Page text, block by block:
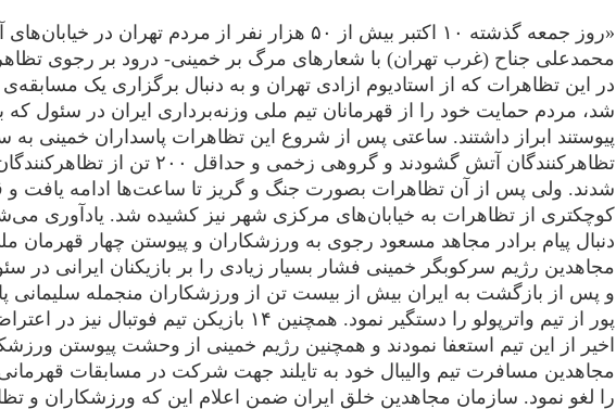
«روز جمعه گذشته ۱۰ اکتبر بیش از ۵۰ هزار نفر از مردم تهران در
محمدعلی جناح (غرب تهران) با شعارهای مرگ بر خمینی- درود بر رجوی
در این تظاهرات که از استادیوم ازادی تهران و به دنبال برگزاری یک مسابقه‌ی
شد، مردم حمایت خود را از قهرمانان تیم ملی وزنه‌برداری ایران در سئول که
پیوستند ابراز داشتند. ساعتی پس از شروع این تظاهرات پاسداران خمینی به
تظاهرکنندگان آتش گشودند و گروهی زخمی و حداقل ۲۰۰
شدند. ولی پس از آن تظاهرات بصورت جنگ و گریز تا ساعت‌ها ادامه یافت
کوچکتری از تظاهرات به خیابان‌های مرکزی شهر نیز کشیده شد. یادآوری
دنبال پیام برادر مجاهد مسعود رجوی به ورزشکاران و پیوستن چهار قهرمان
مجاهدین رژیم سرکوبگر خمینی فشار بسیار زیادی را بر بازیکنان ایرانی در
و پس از بازگشت به ایران بیش از بیست تن از ورزشکاران منجمله سلیمانی
پور از تیم واترپولو را دستگیر نمود. همچنین ۱۴ بازیکن تیم
اخیر از این تیم استعفا نمودند و همچنین رژیم خمینی از وحشت پیوستن
مجاهدین مسافرت تیم والیبال خود به تایلند جهت شرکت در مسابقات قهرمانی
را لغو نمود. سازمان مجاهدین خلق ایران ضمن اعلام این که ورزشکاران و